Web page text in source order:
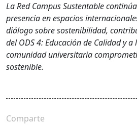
La Red Campus Sustentable
presencia en espacios
diálogo sobre sostenibilidad,
del ODS 4: Educación de Calidad y
comunidad universitaria
sostenible.
Comparte